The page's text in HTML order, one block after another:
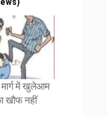
में खुलेआम
खौफ नहीं